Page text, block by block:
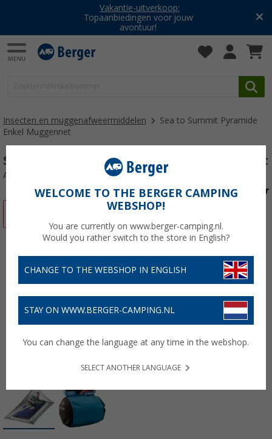
Vakantie-uitverkoop:
Topaanbiedingen voor jouw
avontuur!
Insecten en muggenafweermiddelen
Sea to Summit Pyramide
Enkel Muggennet
Sea to Summit Pyramide Enkel Muggennet
Artikelnr: 513290
WELCOME TO THE BERGER CAMPING
WEBSHOP!
You are currently on www.berger-camping.nl.
Would you rather switch to the store in English?
CHANGE TO THE WEBSHOP IN ENGLISH
STAY ON WWW.BERGER-CAMPING.NL
You can change the language at any time in the webshop.
SELECT ANOTHER LANGUAGE